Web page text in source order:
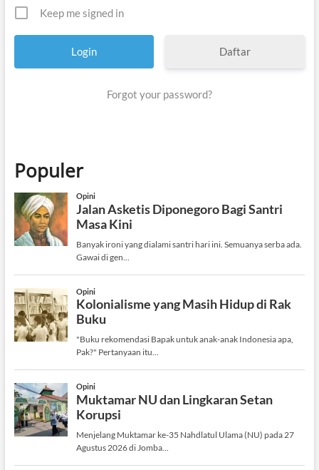
Keep me signed in
Daftar
Forgot your password?
Populer